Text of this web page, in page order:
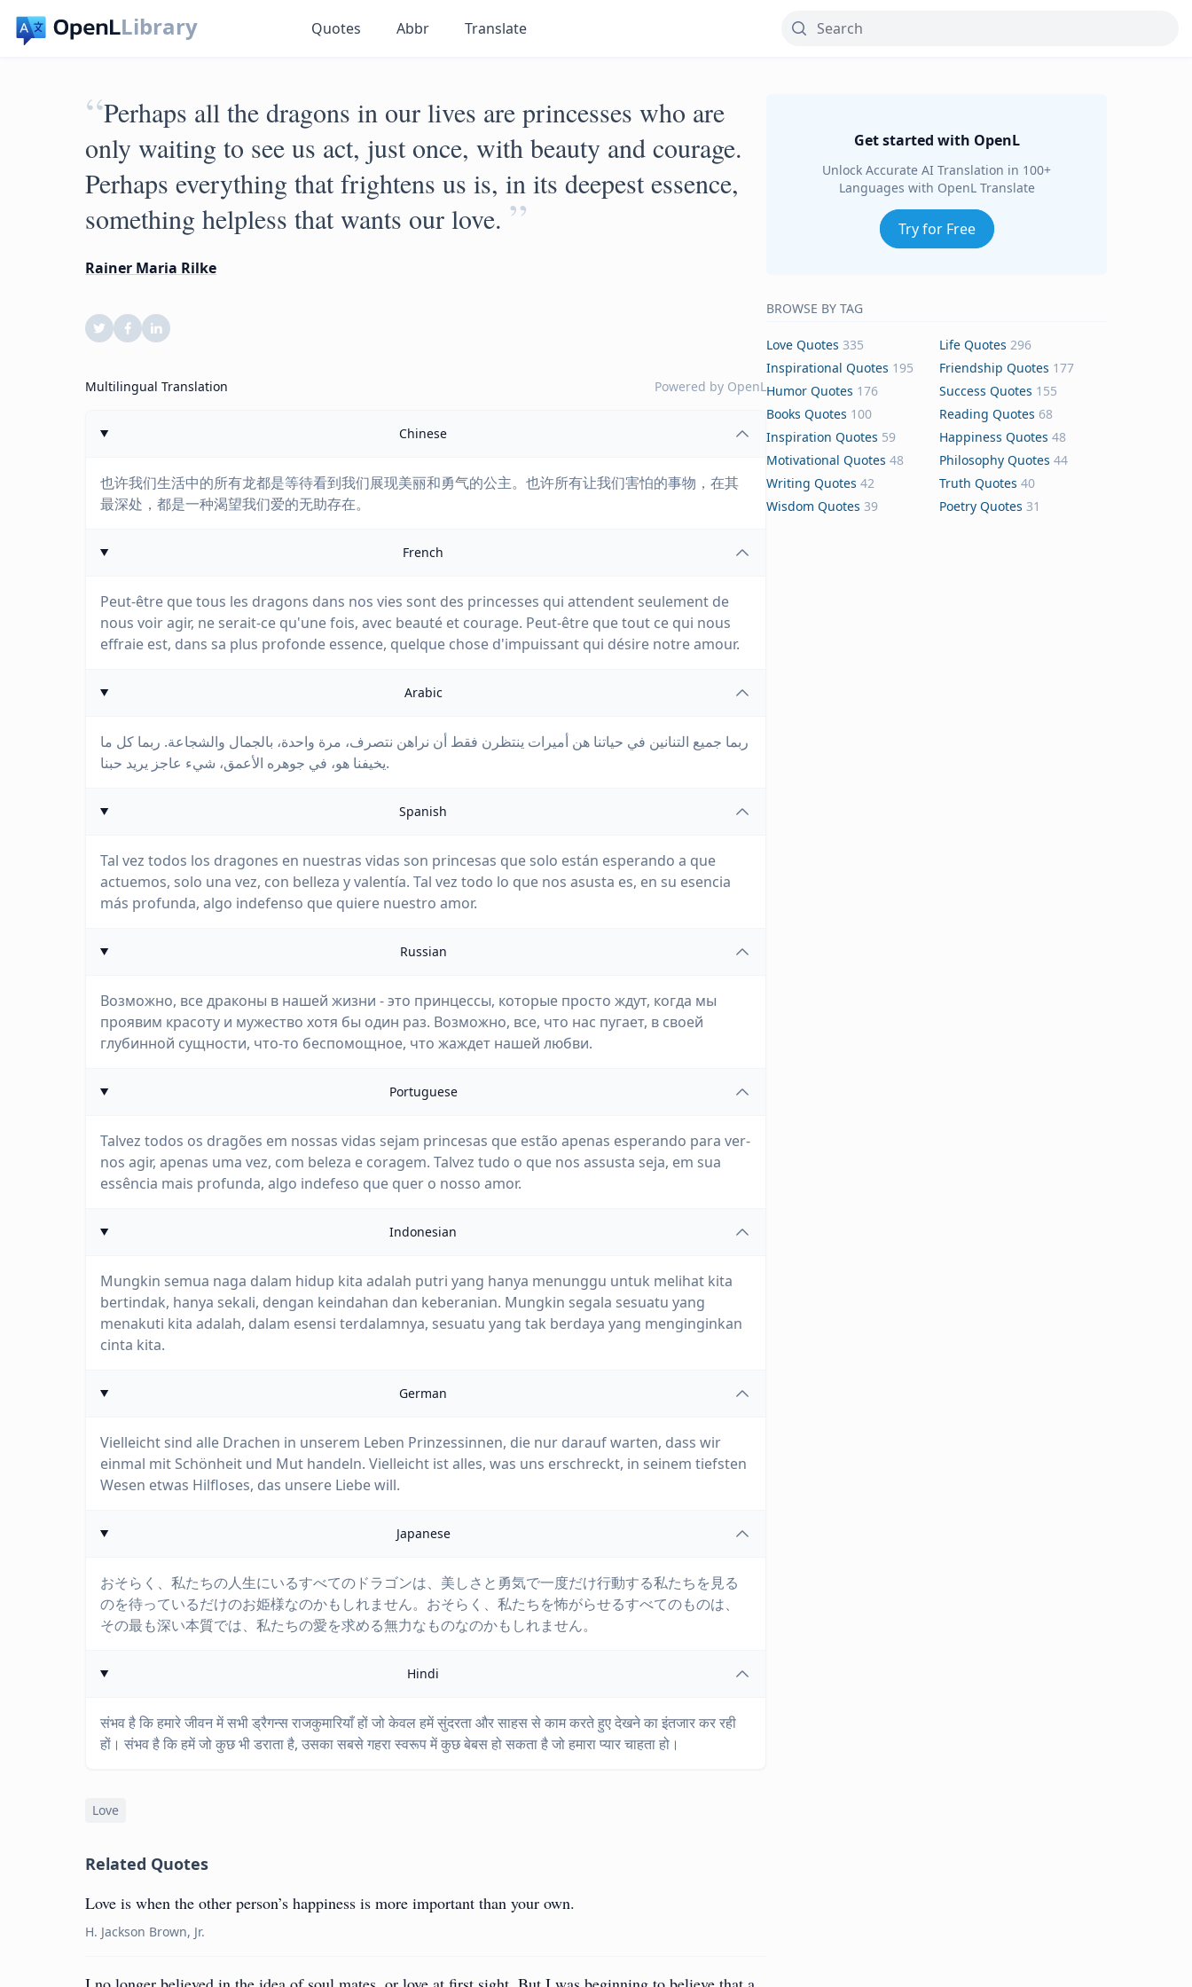
Library Quotes Abbr Translate
“Perhaps all the dragons in our lives are princesses who are
only waiting to see us act, just once, with beauty and courage.
Perhaps everything that frightens us is, in its deepest essence,
something helpless that wants our love. ”
Rainer Maria Rilke
Multilingual Translation Powered by OpenL
Chinese
也许我们生活中的所有龙都是等待看到我们展现美丽和勇气的公主。也许所有让我们害怕的事物，在其
最深处，都是一种渴望我们爱的无助存在。
French
Peut-être que tous les dragons dans nos vies sont des princesses qui attendent seulement de
nous voir agir, ne serait-ce qu'une fois, avec beauté et courage. Peut-être que tout ce qui nous
effraie est, dans sa plus profonde essence, quelque chose d'impuissant qui désire notre amour.
Arabic
ربما جميع التنانين في حياتنا هن أميرات ينتظرن فقط أن نراهن نتصرف، مرة واحدة، بالجمال والشجاعة. ربما كل ما
يخيفنا هو، في جوهره الأعمق، شيء عاجز يريد حبنا.
Spanish
Tal vez todos los dragones en nuestras vidas son princesas que solo están esperando a que
actuemos, solo una vez, con belleza y valentía. Tal vez todo lo que nos asusta es, en su esencia
más profunda, algo indefenso que quiere nuestro amor.
Russian
Возможно, все драконы в нашей жизни - это принцессы, которые просто ждут, когда мы
проявим красоту и мужество хотя бы один раз. Возможно, все, что нас пугает, в своей
глубинной сущности, что-то беспомощное, что жаждет нашей любви.
Portuguese
Talvez todos os dragões em nossas vidas sejam princesas que estão apenas esperando para ver-
nos agir, apenas uma vez, com beleza e coragem. Talvez tudo o que nos assusta seja, em sua
essência mais profunda, algo indefeso que quer o nosso amor.
Indonesian
Mungkin semua naga dalam hidup kita adalah putri yang hanya menunggu untuk melihat kita
bertindak, hanya sekali, dengan keindahan dan keberanian. Mungkin segala sesuatu yang
menakuti kita adalah, dalam esensi terdalamnya, sesuatu yang tak berdaya yang menginginkan
cinta kita.
German
Vielleicht sind alle Drachen in unserem Leben Prinzessinnen, die nur darauf warten, dass wir
einmal mit Schönheit und Mut handeln. Vielleicht ist alles, was uns erschreckt, in seinem tiefsten
Wesen etwas Hilfloses, das unsere Liebe will.
Japanese
おそらく、私たちの人生にいるすべてのドラゴンは、美しさと勇気で一度だけ行動する私たちを見る
のを待っているだけのお姫様なのかもしれません。おそらく、私たちを怖がらせるすべてのものは、
その最も深い本質では、私たちの愛を求める無力なものなのかもしれません。
Hindi
संभव है कि हमारे जीवन में सभी ड्रैगन्स राजकुमारियाँ हों जो केवल हमें सुंदरता और साहस से काम करते हुए देखने का इंतजार कर रही
हों। संभव है कि हमें जो कुछ भी डराता है, उसका सबसे गहरा स्वरूप में कुछ बेबस हो सकता है जो हमारा प्यार चाहता हो।
Love
Related Quotes
Love is when the other person’s happiness is more important than your own.
H. Jackson Brown, Jr.
Get started with OpenL
Unlock Accurate AI Translation in 100+
Languages with OpenL Translate
Try for Free
BROWSE BY TAG
Love Quotes 335 Life Quotes 296
Inspirational Quotes 195 Friendship Quotes 177
Humor Quotes 176 Success Quotes 155
Books Quotes 100 Reading Quotes 68
Inspiration Quotes 59 Happiness Quotes 48
Motivational Quotes 48 Philosophy Quotes 44
Writing Quotes 42 Truth Quotes 40
Wisdom Quotes 39 Poetry Quotes 31